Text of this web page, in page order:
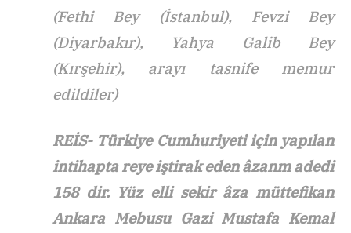
(Fethi Bey (İstanbul), Fevzi Bey
(Diyarbakır), Yahya Galib Bey
(Kırşehir), arayı tasnife memur
edildiler)
REİS- Türkiye Cumhuriyeti için yapılan
intihapta reye iştirak eden âzanm adedi
158 dir. Yüz elli sekir âza müttefikan
Ankara Mebusu Gazi Mustafa Kemal